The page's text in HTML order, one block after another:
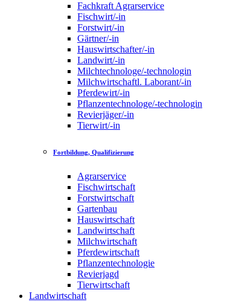
Fachkraft Agrarservice
Fischwirt/-in
Forstwirt/-in
Gärtner/-in
Hauswirtschafter/-in
Landwirt/-in
Milchtechnologe/-technologin
Milchwirtschaftl. Laborant/-in
Pferdewirt/-in
Pflanzentechnologe/-technologin
Revierjäger/-in
Tierwirt/-in
Fortbildung, Qualifizierung
Agrarservice
Fischwirtschaft
Forstwirtschaft
Gartenbau
Hauswirtschaft
Landwirtschaft
Milchwirtschaft
Pferdewirtschaft
Pflanzentechnologie
Revierjagd
Tierwirtschaft
Landwirtschaft